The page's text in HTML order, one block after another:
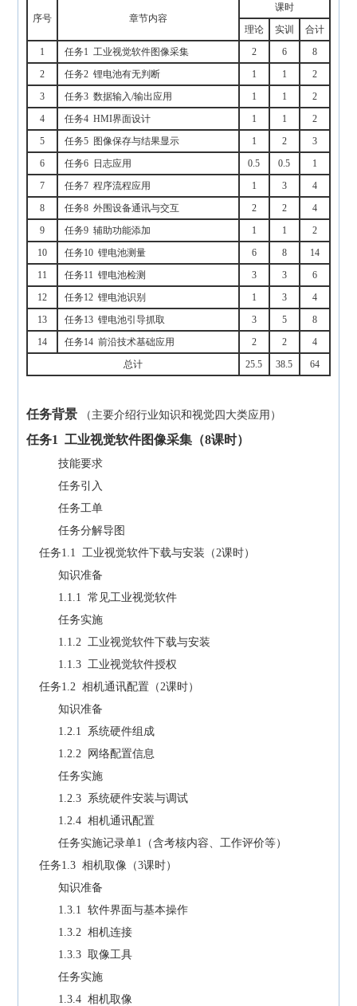
序号 章节内容
课时
理论
实训
合计
1
任务1 工业视觉软件图像采集 2 6
8
2
任务2 锂电池有无判断 1 1
2
3
任务3 数据输入/输出应用 1 1
2
4
任务4 HMI界面设计 1 1
2
5
任务5 图像保存与结果显示 1 2
3
6
任务6 日志应用 0.5 0.5
1
7
任务7 程序流程应用 1 3
4
8
任务8 外围设备通讯与交互 2 2
4
9
任务9 辅助功能添加 1 1
2
10
任务10 锂电池测量 6 8
14
11
任务11 锂电池检测 3 3
6
12
任务12 锂电池识别 1 3
4
13
任务13 锂电池引导抓取 3 5
8
14
任务14 前沿技术基础应用 2 2
4
总计
25.5 38.5 64
任务背景 （主要介绍行业知识和视觉四大类应用）
任务1 工业视觉软件图像采集（8课时）
技能要求
任务引入
任务工单
任务分解导图
任务1.1 工业视觉软件下载与安装（2课时）
知识准备
1.1.1 常见工业视觉软件
任务实施
1.1.2 工业视觉软件下载与安装
1.1.3 工业视觉软件授权
任务1.2 相机通讯配置（2课时）
知识准备
1.2.1 系统硬件组成
1.2.2 网络配置信息
任务实施
1.2.3 系统硬件安装与调试
1.2.4 相机通讯配置
任务实施记录单1（含考核内容、工作评价等）
任务1.3 相机取像（3课时）
知识准备
1.3.1 软件界面与基本操作
1.3.2 相机连接
1.3.3 取像工具
任务实施
1.3.4 相机取像